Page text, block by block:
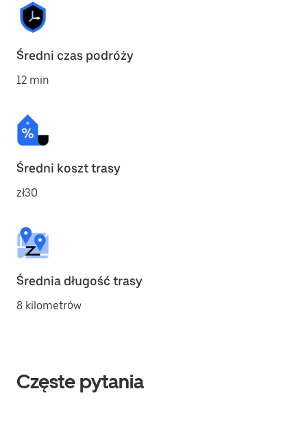
Średni czas podróży
12 min
Średni koszt trasy
zł30
Średnia długość trasy
8 kilometrów
Częste pytania